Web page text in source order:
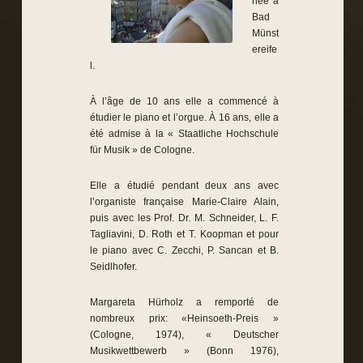
Bad
Münst
ereife
l.
À l’âge de 10 ans elle a commencé à
étudier le piano et l’orgue. À 16 ans, elle a
été admise à la « Staatliche Hochschule
für Musik » de Cologne.
Elle a étudié pendant deux ans avec
l’organiste française Marie-Claire Alain,
puis avec les Prof. Dr. M. Schneider, L. F.
Tagliavini, D. Roth et T. Koopman et pour
le piano avec C. Zecchi, P. Sancan et B.
Seidlhofer.
Margareta Hürholz a remporté de
nombreux prix: «Heinsoeth-Preis »
(Cologne, 1974), « Deutscher
Musikwettbewerb » (Bonn 1976),